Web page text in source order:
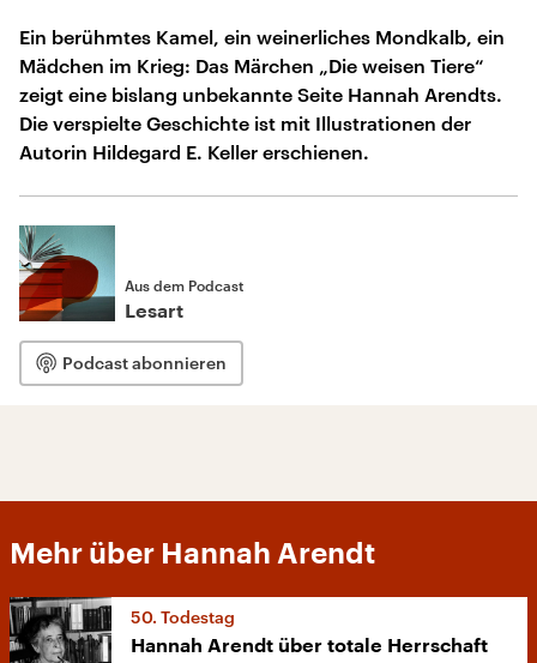
Ein berühmtes Kamel, ein weinerliches Mondkalb, ein
Mädchen im Krieg: Das Märchen „Die weisen Tiere“
zeigt eine bislang unbekannte Seite Hannah Arendts.
Die verspielte Geschichte ist mit Illustrationen der
Autorin Hildegard E. Keller erschienen.
Aus dem Podcast
Lesart
Podcast abonnieren
Mehr über Hannah Arendt
50. Todestag
Hannah Arendt über totale Herrschaft